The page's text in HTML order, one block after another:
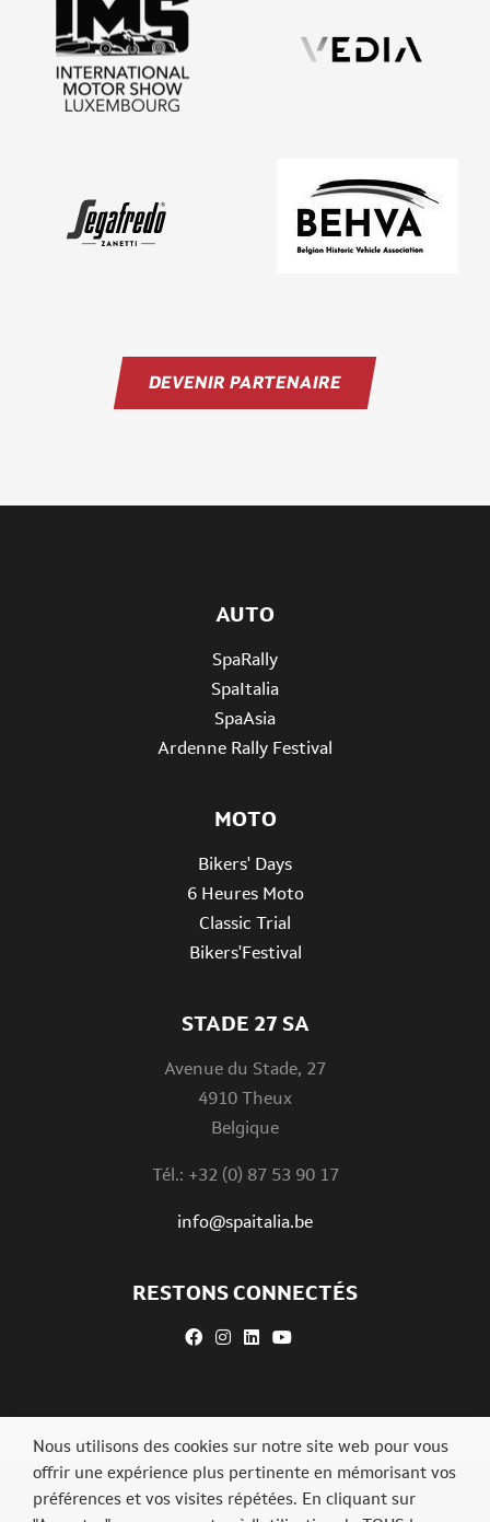
DEVENIR PARTENAIRE
STADE 27 SA
Avenue du Stade, 27
4910 Theux
Belgique
Tél.: +32 (0) 87 53 90 17
info@spaitalia.be
AUTO
SpaRally
SpaItalia
SpaAsia
Ardenne Rally Festival
MOTO
Bikers' Days
6 Heures Moto
Classic Trial
Bikers'Festival
RESTONS CONNECTÉS
Nous utilisons des cookies sur notre site web pour vous
offrir une expérience plus pertinente en mémorisant vos
préférences et vos visites répétées. En cliquant sur